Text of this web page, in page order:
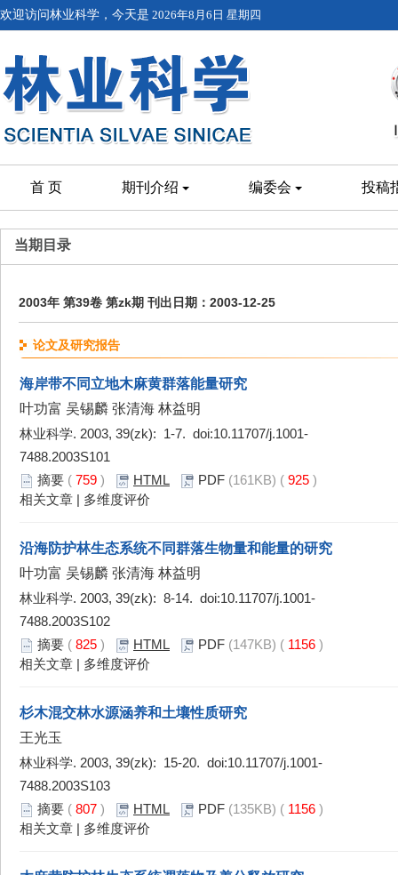
欢迎访问林业科学，今天是 2026年8月6日 星期四
首 页 期刊介绍 编委会 投稿
当期目录
2003年 第39卷 第zk期 刊出日期：2003-12-25
论文及研究报告
海岸带不同立地木麻黄群落能量研究
叶功富 吴锡麟 张清海 林益明
林业科学. 2003, 39(zk): 1-7. doi:10.11707/j.1001-
7488.2003S101
摘要 ( 759 ) HTML PDF (161KB) ( 925 )
相关文章
多维度评价
沿海防护林生态系统不同群落生物量和能量的研究
叶功富 吴锡麟 张清海 林益明
林业科学. 2003, 39(zk): 8-14. doi:10.11707/j.1001-
7488.2003S102
摘要 ( 825 ) HTML PDF (147KB) ( 1156 )
相关文章
多维度评价
杉木混交林水源涵养和土壤性质研究
王光玉
林业科学. 2003, 39(zk): 15-20. doi:10.11707/j.1001-
7488.2003S103
摘要 ( 807 ) HTML PDF (135KB) ( 1156 )
相关文章
多维度评价